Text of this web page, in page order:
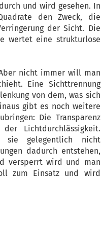
und wird gesehen. In
den Zweck, die
der Sicht. Die
wertet eine strukturlose
nicht immer will man
Eine Sichttrennung
von dem, was sich
gibt es noch weitere
Die Transparenz
Lichtdurchlässigkeit.
sie gelegentlich nicht
dadurch entstehen,
versperrt wird und man
zum Einsatz und wird